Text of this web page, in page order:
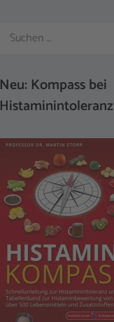
Suchen
nach:
Neu: Kompass bei
Histaminintoleranz